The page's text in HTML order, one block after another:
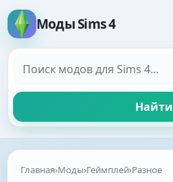
Моды Sims 4
Найти
Главная›Моды›Геймплей›Разное